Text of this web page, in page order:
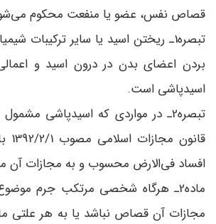
قصاص نفس، عضو یا منفعت محکوم
تبصره1ـ ریختن اسید یا سایر ترکیبات
بردن اعضای بدن در درون اسید و
اسیدپاشی است.
افساد فی‌الارض محسوب و به مجازات آن
ماده2ـ هرگاه شخصی مرتکب جرم
مجازات آن قصاص نباشد یا به هر علتی